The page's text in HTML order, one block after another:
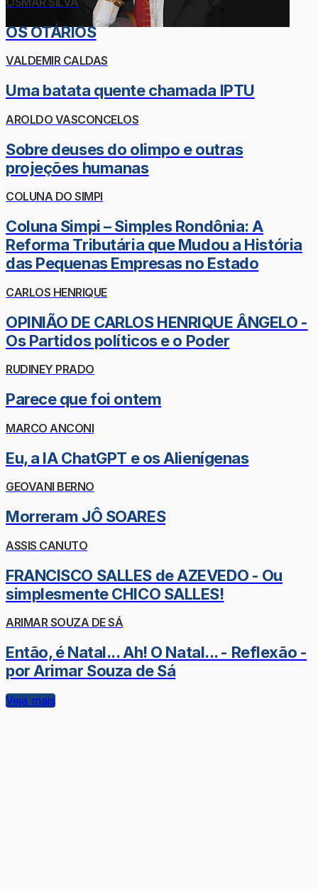
OS OTÁRIOS
VALDEMIR CALDAS
Uma batata quente chamada IPTU
AROLDO VASCONCELOS
Sobre deuses do olimpo e outras
projeções humanas
COLUNA DO SIMPI
Coluna Simpi – Simples Rondônia: A
Reforma Tributária que Mudou a História
das Pequenas Empresas no Estado
CARLOS HENRIQUE
OPINIÃO DE CARLOS HENRIQUE ÂNGELO -
Os Partidos políticos e o Poder
RUDINEY PRADO
Parece que foi ontem
MARCO ANCONI
Eu, a IA ChatGPT e os Alienígenas
GEOVANI BERNO
Morreram JÔ SOARES
ASSIS CANUTO
FRANCISCO SALLES de AZEVEDO - Ou
simplesmente CHICO SALLES!
ARIMAR SOUZA DE SÁ
Então, é Natal... Ah! O Natal... - Reflexão -
por Arimar Souza de Sá
Veja mais